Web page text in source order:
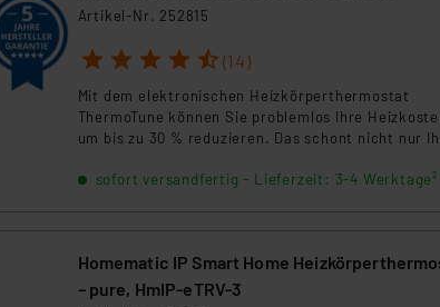
Batterielaufzeit
Artikel-Nr. 252815
1 2 3 4 5 (14)
Mit dem elektronischen Heizkörperthermostat
ThermoTune können Sie problemlos Ihre
um bis zu 30 % reduzieren. Das schont nicht nur
sofort versandfertig - Lieferzeit: 3-4 Werktage²
Homematic IP Smart Home
– pure, HmIP-eTRV-3